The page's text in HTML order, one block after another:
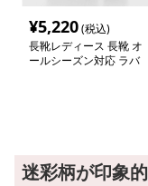
¥5,220(税込)
長靴レディース 長靴 オ
ールシーズン対応 ラバ
迷彩柄が印象